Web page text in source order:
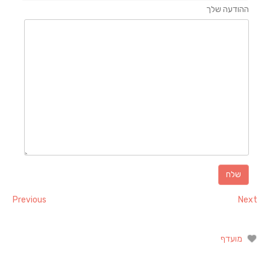
ההודעה שלך
Previous Next
מועדף